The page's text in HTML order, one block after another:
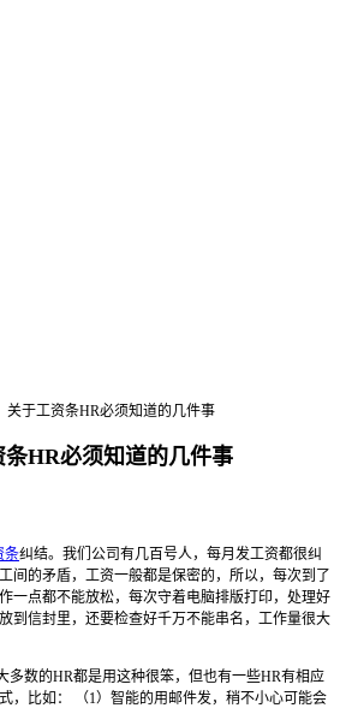
关于工资条HR必须知道的几件事
HR必须知道的几件事
条纠结。我们公司有几百号人，每月发工资都很纠
间的矛盾，工资一般都是保密的，所以，每次到了
一点都不能放松，每次守着电脑排版打印，处理好
到信封里，还要检查好千万不能串名，工作量很大
多数的HR都是用这种很笨，但也有一些HR有相应
，比如： （1）智能的用邮件发，稍不小心可能会